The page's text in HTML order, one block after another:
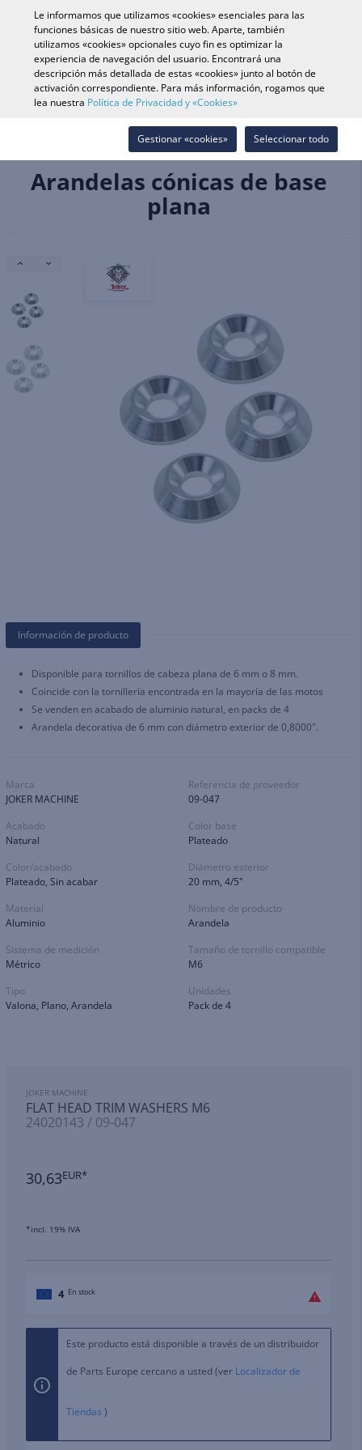
Búsqueda de vehículo
Buscar en tienda
Herramientas & Productos Químicos
Tornillería, Herrajes & Accesorios
Arandelas cónicas de base plana
Arandelas cónicas de base
plana
Información de producto
Disponible para tornillos de cabeza plana de 6 mm o 8 mm.
Coincide con la tornillería encontrada en la mayoría de las motos
Se venden en acabado de aluminio natural, en packs de 4
Arandela decorativa de 6 mm con diámetro exterior de 0,8000".
Marca
JOKER MACHINE
Referencia de proveedor
09-047
Acabado
Natural
Color base
Plateado
Color/acabado
Plateado, Sin acabar
Diámetro exterior
20 mm, 4/5"
Material
Aluminio
Nombre de producto
Arandela
Sistema de medición
Métrico
Tamaño de tornillo compatible
M6
Tipo
Valona, Plano, Arandela
Unidades
Pack de 4
JOKER MACHINE
FLAT HEAD TRIM WASHERS M6
24020143 / 09-047
30,63EUR*
*incl. 19% IVA
4 En stock
Este producto está disponible a través de un distribuidor
de Parts Europe cercano a usted (ver Localizador de
Tiendas )
Le informamos que utilizamos «cookies» esenciales para las
funciones básicas de nuestro sitio web. Aparte, también
utilizamos «cookies» opcionales cuyo fin es optimizar la
experiencia de navegación del usuario. Encontrará una
descripción más detallada de estas «cookies» junto al botón de
activación correspondiente. Para más información, rogamos que
lea nuestra Política de Privacidad y «Cookies»
Seleccionar todo
Gestionar «cookies»